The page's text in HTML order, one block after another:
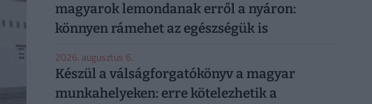
magyarok lemondanak erről a nyáron:
könnyen rámehet az egészségük is
2026. augusztus 6.
Készül a válságforgatókönyv a magyar
munkahelyeken: erre kötelezhetik a